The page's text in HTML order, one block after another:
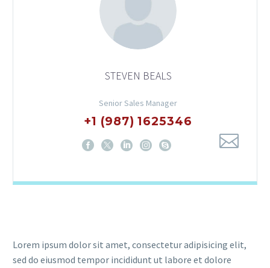
STEVEN BEALS
Senior Sales Manager
+1 (987) 1625346
Lorem ipsum dolor sit amet, consectetur adipisicing elit,
sed do eiusmod tempor incididunt ut labore et dolore